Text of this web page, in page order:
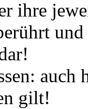
ihre
auch
gilt!